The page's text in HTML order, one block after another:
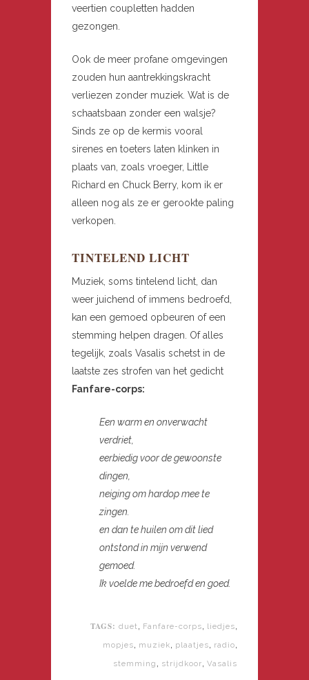
veertien coupletten hadden
gezongen.
Ook de meer profane omgevingen
zouden hun aantrekkingskracht
verliezen zonder muziek. Wat is de
schaatsbaan zonder een walsje?
Sinds ze op de kermis vooral
sirenes en toeters laten klinken in
plaats van, zoals vroeger, Little
Richard en Chuck Berry, kom ik er
alleen nog als ze er gerookte paling
verkopen.
TINTELEND LICHT
Muziek, soms tintelend licht, dan
weer juichend of immens bedroefd,
kan een gemoed opbeuren of een
stemming helpen dragen. Of alles
tegelijk, zoals Vasalis schetst in de
laatste zes strofen van het gedicht
Fanfare-corps:
Een warm en onverwacht
verdriet,
eerbiedig voor de gewoonste
dingen,
neiging om hardop mee te
zingen.
en dan te huilen om dit lied
ontstond in mijn verwend
gemoed.
Ik voelde me bedroefd en goed.
TAGS: duet Fanfare-corps liedjes
mopjes muziek plaatjes radio
stemming strijdkoor Vasalis